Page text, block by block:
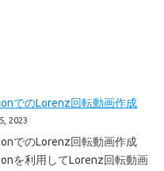
でのLorenz回転動画作成
2023
でのLorenz回転動画作成
を利用してLorenz回転動画